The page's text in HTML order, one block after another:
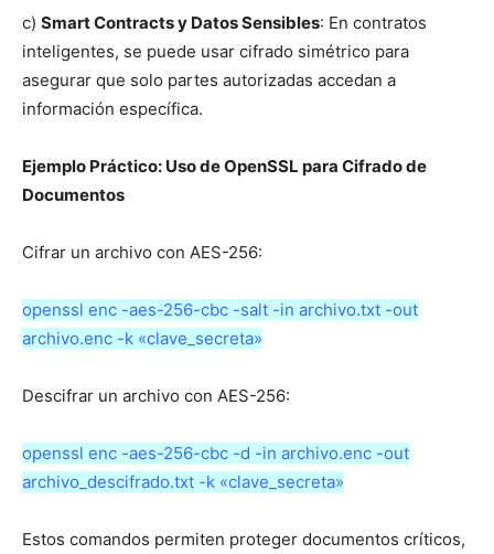
c) Smart Contracts y Datos Sensibles: En contratos
inteligentes, se puede usar cifrado simétrico para
asegurar que solo partes autorizadas accedan a
información específica.
Ejemplo Práctico: Uso de OpenSSL para Cifrado de
Documentos
Cifrar un archivo con AES-256:
openssl enc -aes-256-cbc -salt -in archivo.txt -out
archivo.enc -k «clave_secreta»
Descifrar un archivo con AES-256:
openssl enc -aes-256-cbc -d -in archivo.enc -out
archivo_descifrado.txt -k «clave_secreta»
Estos comandos permiten proteger documentos críticos,